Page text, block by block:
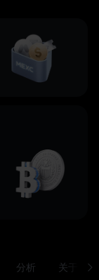
分析 关于